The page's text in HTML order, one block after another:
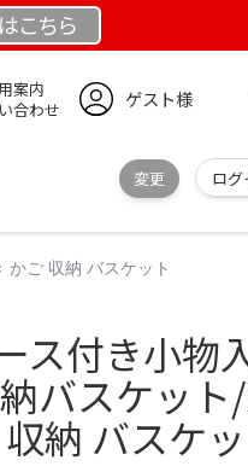
こちら
案内
合わせ
ゲスト様
変更 ログ
ご 収納 バスケット
付き小物
バスケット
納 バスケ